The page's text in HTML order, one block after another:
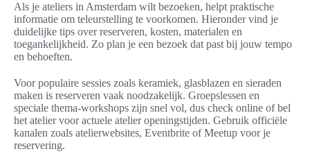
Als je ateliers in Amsterdam wilt bezoeken, helpt praktische
informatie om teleurstelling te voorkomen. Hieronder vind je
duidelijke tips over reserveren, kosten, materialen en
toegankelijkheid. Zo plan je een bezoek dat past bij jouw tempo
en behoeften.
Voor populaire sessies zoals keramiek, glasblazen en sieraden
maken is reserveren vaak noodzakelijk. Groepslessen en
speciale thema-workshops zijn snel vol, dus check online of bel
het atelier voor actuele atelier openingstijden. Gebruik officiële
kanalen zoals atelierwebsites, Eventbrite of Meetup voor je
reservering.